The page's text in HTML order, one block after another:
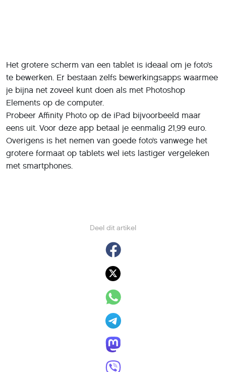
Deel dit artikel
Het grotere scherm van een tablet is ideaal om je foto’s
te bewerken. Er bestaan zelfs bewerkingsapps waarmee
je bijna net zoveel kunt doen als met Photoshop
Elements op de computer.
Probeer Affinity Photo op de iPad bijvoorbeeld maar
eens uit. Voor deze app betaal je eenmalig 21,99 euro.
Overigens is het nemen van goede foto’s vanwege het
grotere formaat op tablets wel iets lastiger vergeleken
met smartphones.